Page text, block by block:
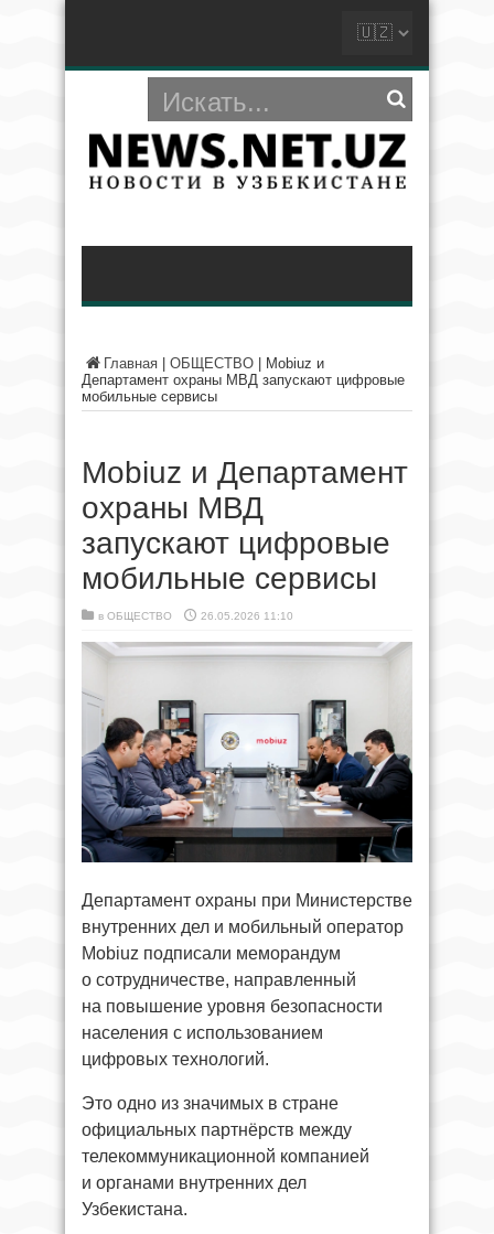
Главная ОБЩЕСТВО
Mobiuz и
Департамент охраны МВД запускают цифровые
мобильные сервисы
Mobiuz и Департамент
охраны МВД
запускают цифровые
мобильные сервисы
в ОБЩЕСТВО 26.05.2026 11:10
Департамент охраны при Министерстве
внутренних дел и мобильный оператор
Mobiuz подписали меморандум
о сотрудничестве, направленный
на повышение уровня безопасности
населения с использованием
цифровых технологий.
Это одно из значимых в стране
официальных партнёрств между
телекоммуникационной компанией
и органами внутренних дел
Узбекистана.